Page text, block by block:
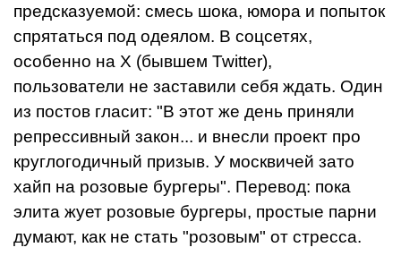
предсказуемой: смесь шока, юмора и попыток
спрятаться под одеялом. В соцсетях,
особенно на X (бывшем Twitter),
пользователи не заставили себя ждать. Один
из постов гласит: "В этот же день приняли
репрессивный закон... и внесли проект про
круглогодичный призыв. У москвичей зато
хайп на розовые бургеры". Перевод: пока
элита жует розовые бургеры, простые парни
думают, как не стать "розовым" от стресса.